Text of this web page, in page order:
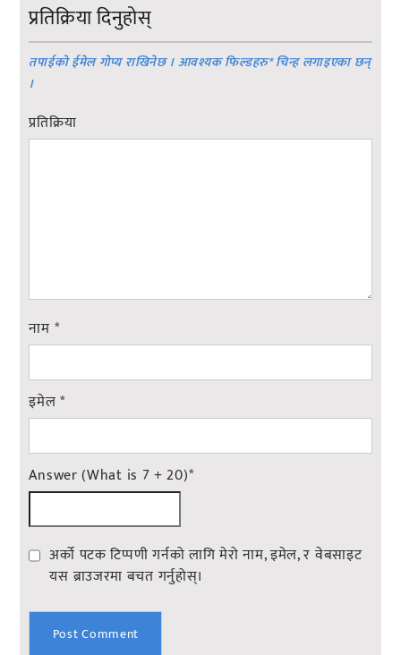
प्रतिक्रिया दिनुहोस्
तपाईको ईमेल गोप्य राखिनेछ । आवश्यक फिल्डहरु*चिन्ह लगाइएका छन्
।
प्रतिक्रिया
नाम *
इमेल*
Answer (What is 7 + 20)*
अर्को पटक टिप्पणी गर्नको लागि मेरो नाम, इमेल, र वेबसाइट
यस ब्राउजरमा बचत गर्नुहोस्।